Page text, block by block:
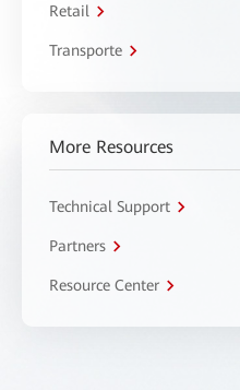
Retail
Transporte
More Resources
Technical Support
Partners
Resource Center